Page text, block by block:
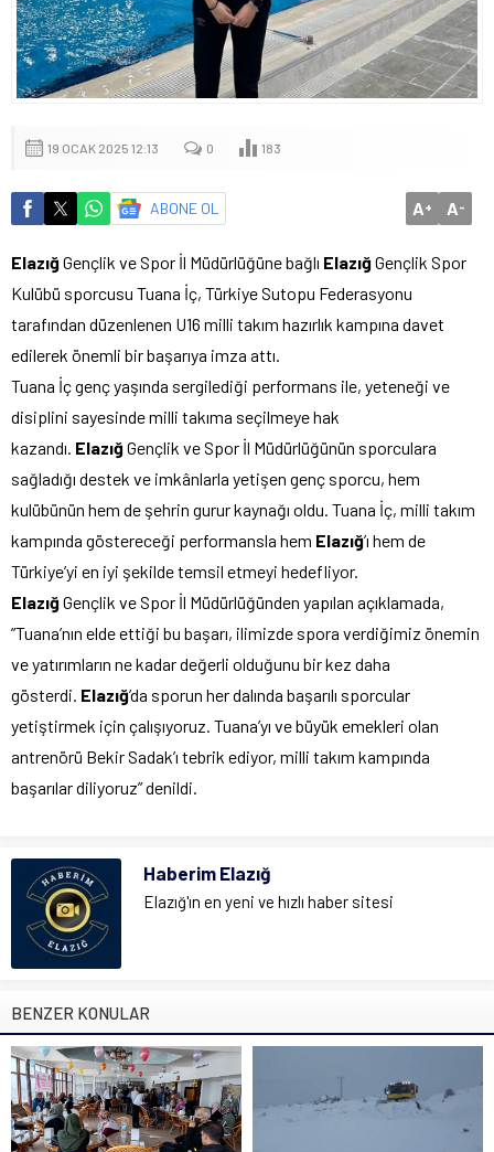
19 OCAK 2025 12:13 0 183
ABONE OL A+ A-
ElazığGençlik ve Spor İl Müdürlüğüne bağlı ElazığGençlik Spor
Kulübü sporcusu Tuana İç, Türkiye Sutopu Federasyonu
tarafından düzenlenen U16 milli takım hazırlık kampına davet
edilerek önemli bir başarıya imza attı.
Tuana İç genç yaşında sergilediği performans ile, yeteneği ve
disiplini sayesinde milli takıma seçilmeye hak
kazandı. ElazığGençlik ve Spor İl Müdürlüğünün sporculara
sağladığı destek ve imkânlarla yetişen genç sporcu, hem
kulübünün hem de şehrin gurur kaynağı oldu. Tuana İç, milli takım
kampında göstereceği performansla hem Elazığ’ı hem de
Türkiye’yi en iyi şekilde temsil etmeyi hedefliyor.
ElazığGençlik ve Spor İl Müdürlüğünden yapılan açıklamada,
”Tuana’nın elde ettiği bu başarı, ilimizde spora verdiğimiz önemin
ve yatırımların ne kadar değerli olduğunu bir kez daha
gösterdi. Elazığ’da sporun her dalında başarılı sporcular
yetiştirmek için çalışıyoruz. Tuana’yı ve büyük emekleri olan
antrenörü Bekir Sadak’ı tebrik ediyor, milli takım kampında
başarılar diliyoruz” denildi.
Haberim Elazığ
Elazığ'ın en yeni ve hızlı haber sitesi
BENZER KONULAR